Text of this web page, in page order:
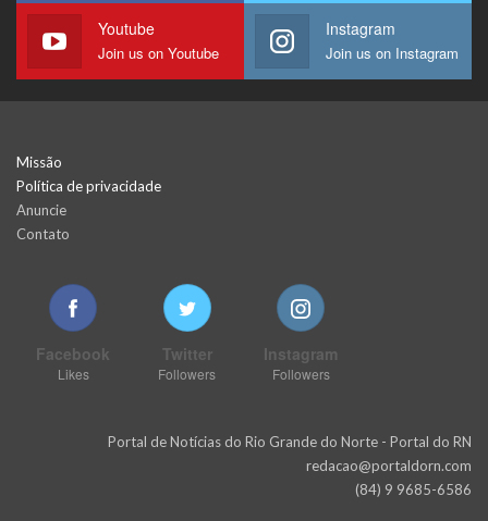
Youtube
Join us on Youtube
Instagram
Join us on Instagram
Missão
Política de privacidade
Anuncie
Contato
Facebook
Likes
Twitter
Followers
Instagram
Followers
Portal de Notícias do Rio Grande do Norte - Portal do RN
redacao@portaldorn.com
(84) 9 9685-6586